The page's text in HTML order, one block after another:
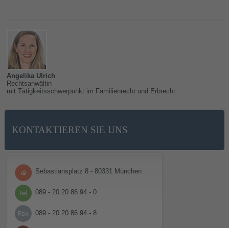
Angelika Ulrich
Rechtsanwältin
mit Tätigkeitsschwerpunkt im Familienrecht und Erbrecht
KONTAKTIEREN SIE UNS
Sebastiansplatz 8 - 80331 München
089 - 20 20 86 94 - 0
089 - 20 20 86 94 - 8